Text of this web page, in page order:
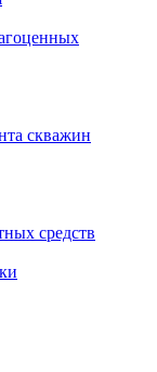
скважин
средств